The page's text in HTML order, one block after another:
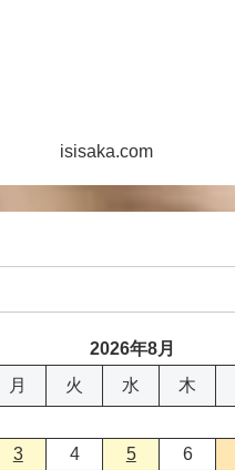
isisaka.com
2026年8月
月 火 水 木
3 4 5 6